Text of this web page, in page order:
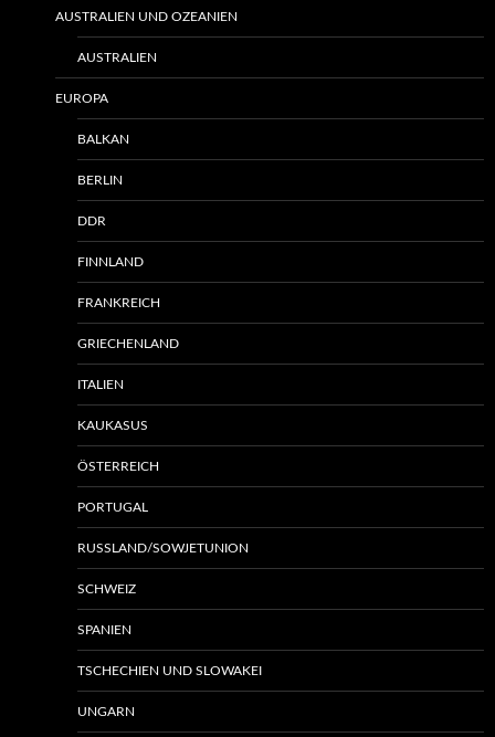
AUSTRALIEN UND OZEANIEN
AUSTRALIEN
EUROPA
BALKAN
BERLIN
DDR
FINNLAND
FRANKREICH
GRIECHENLAND
ITALIEN
KAUKASUS
ÖSTERREICH
PORTUGAL
RUSSLAND/SOWJETUNION
SCHWEIZ
SPANIEN
TSCHECHIEN UND SLOWAKEI
UNGARN